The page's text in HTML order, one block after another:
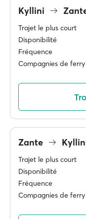
Kyllini
Trajet le plus court
Disponibilité
Fréquence
Compagnies de ferry
Zante
Trajet le plus court
Disponibilité
Fréquence
Compagnies de ferry